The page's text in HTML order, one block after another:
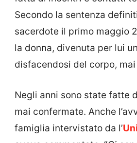
Secondo la sentenza
sacerdote il primo maggio
la donna, divenuta per lui
disfacendosi del corpo,
Negli anni sono state fatte
mai confermate. Anche
famiglia intervistato da l’